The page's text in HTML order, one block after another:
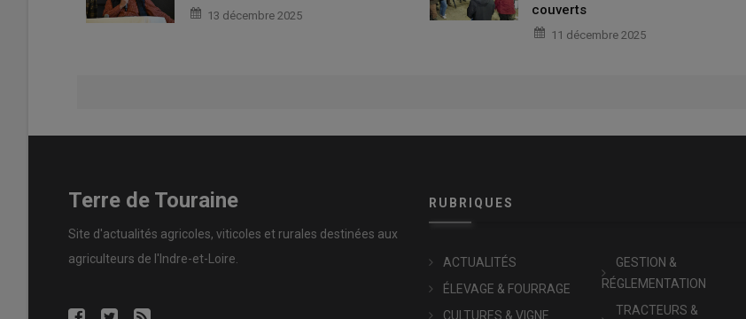
13 décembre 2025
couverts
11 décembre 2025
Terre de Touraine
Site d'actualités agricoles, viticoles et rurales destinées aux
agriculteurs de l'Indre-et-Loire.
RUBRIQUES
ACTUALITÉS
ÉLEVAGE & FOURRAGE
CULTURES & VIGNE
GESTION &
RÉGLEMENTATION
TRACTEURS &